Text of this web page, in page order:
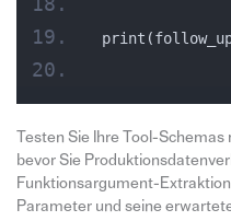
Testen Sie Ihre Tool-
bevor Sie
Funktionsargument-
Parameter und seine